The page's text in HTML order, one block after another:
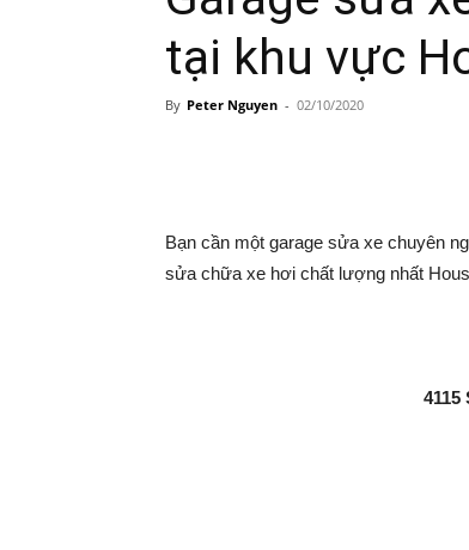
tại khu vực
By Peter Nguyen - 02/10/2020
Bạn cần một garage sửa xe chuyên
sửa chữa xe hơi chất lượng nhất
4115